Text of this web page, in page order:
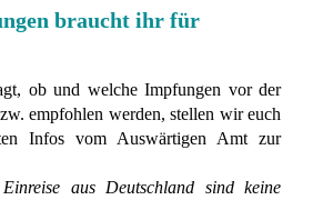
braucht ihr für
ob und welche Impfungen vor der
empfohlen werden, stellen wir euch
Infos vom Auswärtigen Amt zur
aus Deutschland sind keine